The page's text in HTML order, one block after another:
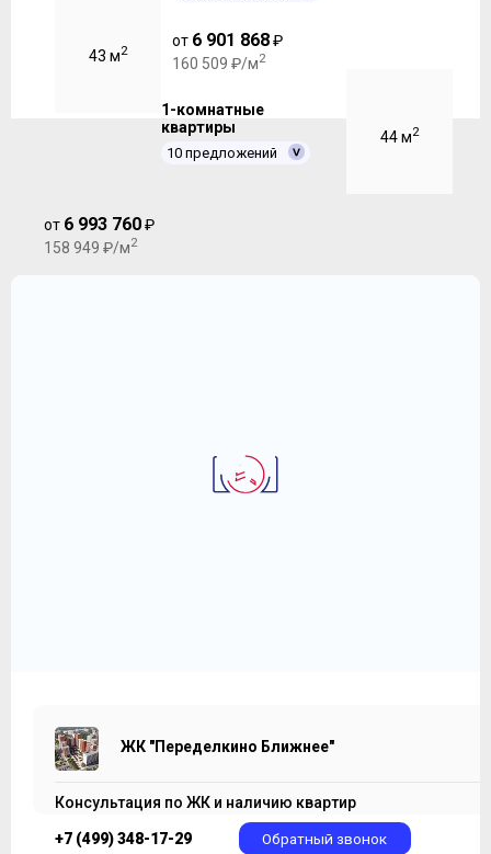
43 м2
от 6 901 868₽
160 509 ₽/м2
1-комнатные
квартиры
10 предложений
44 м2
от 6 993 760₽
158 949 ₽/м2
ЖК "Переделкино Ближнее"
Консультация по ЖК и наличию квартир
+7 (499) 348-17-29 Обратный звонок